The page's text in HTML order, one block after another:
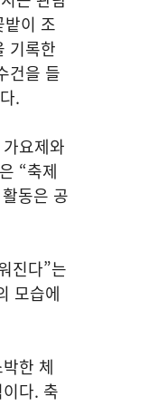
이 조
기록한
건을 들
.
요제와
“축제
동은 공
진다”는
모습에
한 체
다. 축